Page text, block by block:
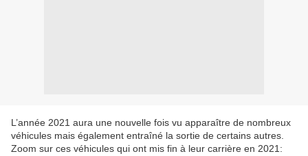
L’année 2021 aura une nouvelle fois vu apparaître de nombreux
véhicules mais également entraîné la sortie de certains autres.
Zoom sur ces véhicules qui ont mis fin à leur carrière en 2021: